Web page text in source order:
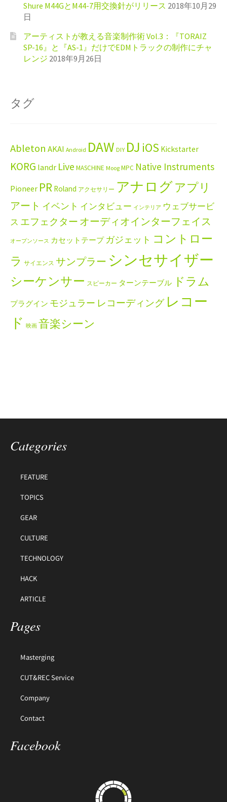
Shure M44GとM44-7用交換針がリリース 2018年10月29
日
アーティストが教える音楽制作術 Vol.3：『TORAIZ
SP-16』と『AS-1』だけでEDMトラックの制作にチャ
レンジ 2018年9月26日
タグ
Ableton AKAI Android DAW DIY DJ iOS Kickstarter
KORG landr Live MASCHINE Moog MPC Native Instruments
Pioneer PR Roland アクセサリー アナログアプリ
アート イベント インタビュー インテリア ウェブサービ
ス エフェクター オーディオインターフェイス
オープンソース カセットテープ ガジェット コントロー
ラ サイエンス サンプラー シンセサイザー
シーケンサー スピーカー ターンテーブル ドラム
プラグイン モジュラー レコーディング レコー
ド 映画 音楽シーン
Categories
FEATURE
TOPICS
GEAR
CULTURE
TECHNOLOGY
HACK
ARTICLE
Pages
Masterging
CUT&REC Service
Company
Contact
Facebook